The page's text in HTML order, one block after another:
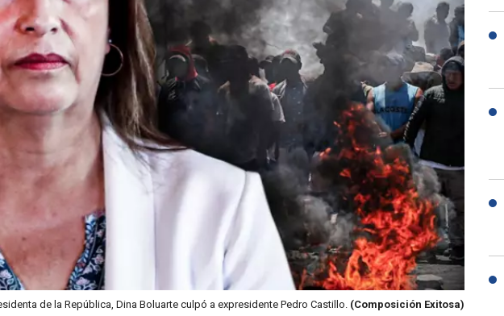
de la República, Dina Boluarte culpó a expresidente Pedro Castillo. (Composición Exitosa)